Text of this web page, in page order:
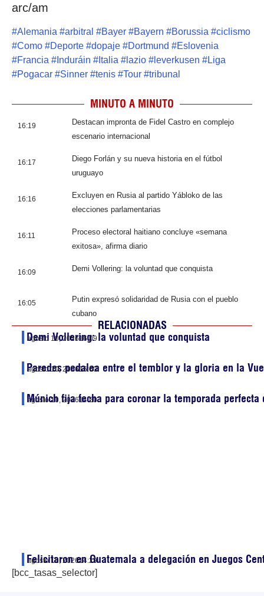
arc/am
#Alemania #arbitral #Bayer #Bayern #Borussia #ciclismo
#Como #Deporte #dopaje #Dortmund #Eslovenia
#Francia # Induráin # Italia # lazio # leverkusen #Liga
#Pogacar #Sinner #tenis #Tour #tribunal
MINUTO A MINUTO
16:19
Destacan impronta de Fidel Castro en complejo
escenario internacional
16:17
Diego Forlán y su nueva historia en el fútbol
uruguayo
16:16
Excluyen en Rusia al partido Yábloko de las
elecciones parlamentarias
16:11
Proceso electoral haitiano concluye «semana
exitosa», afirma diario
16:09 Demi Vollering: la voluntad que conquista
16:05
Putin expresó solidaridad de Rusia con el pueblo
cubano
RELACIONADAS
Demi Vollering: la voluntad que conquista
agosto 10, 202616:09
Paredes pedalea entre el temblor y la gloria en la
agosto 10, 202616:00
Múnich fija fecha para coronar la temporada perfecta
agosto 10, 202614:50
Felicitaron en Guatemala a delegación en Juegos
agosto 10, 202614:29
[bcc_tasas_selector]